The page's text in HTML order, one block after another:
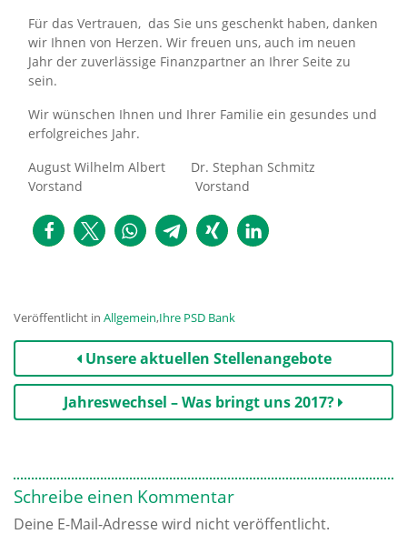
Für das Vertrauen, das Sie uns geschenkt haben, danken
wir Ihnen von Herzen. Wir freuen uns, auch im neuen
Jahr der zuverlässige Finanzpartner an Ihrer Seite zu
sein.
Wir wünschen Ihnen und Ihrer Familie ein gesundes und
erfolgreiches Jahr.
August Wilhelm Albert Dr. Stephan Schmitz
Vorstand Vorstand
Veröffentlicht in Allgemein,Ihre PSD Bank
Beitrags-
NavigationUnsere aktuellen Stellenangebote
Jahreswechsel – Was bringt uns 2017?
Schreibe einen Kommentar
Deine E-Mail-Adresse wird nicht veröffentlicht.